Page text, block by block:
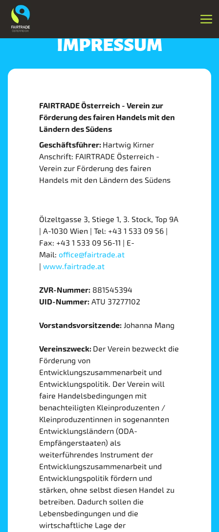
IMPRESSUM
FAIRTRADE Österreich - Verein zur
Förderung des fairen Handels mit den
Ländern des Südens
Geschäftsführer: Hartwig Kirner
Anschrift: FAIRTRADE Österreich -
Verein zur Förderung des fairen
Handels mit den Ländern des Südens
Ölzeltgasse 3, Stiege 1, 3. Stock, Top 9A
| A-1030 Wien | Tel: +43 1 533 09 56 |
Fax: +43 1 533 09 56-11 | E-
Mail: office@fairtrade.at
| www.fairtrade.at
ZVR-Nummer: 881545394
UID-Nummer: ATU 37277102
Vorstandsvorsitzende: Johanna Mang
Vereinszweck: Der Verein bezweckt die
Förderung von
Entwicklungszusammenarbeit und
Entwicklungspolitik. Der Verein will
faire Handelsbedingungen mit
benachteiligten Kleinproduzenten /
Kleinproduzentinnen in sogenannten
Entwicklungsländern (ODA-
Empfängerstaaten) als
weiterführendes Instrument der
Entwicklungszusammenarbeit und
Entwicklungspolitik fördern und
stärken, ohne selbst diesen Handel zu
betreiben. Dadurch sollen die
Lebensbedingungen und die
wirtschaftliche Lage der